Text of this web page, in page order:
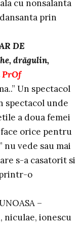
cu nonsalanta
prin
DE
drăgulin,
PrOf
Un spectacol
spectacol unde
a doua femei
orice pentru
nu vede sau mai
s-a casatorit si
o
–
niculae, ionescu